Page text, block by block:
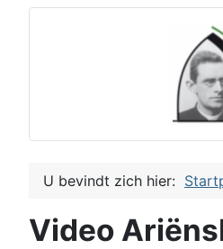
U bevindt zich hier:
Video